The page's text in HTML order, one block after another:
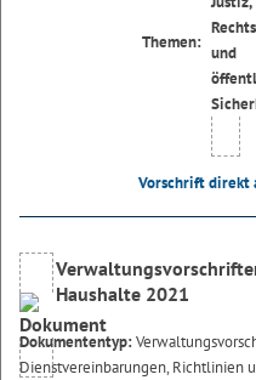
Themen:
Vorschrift direkt
Haushalte 2021
Dokumententyp:
Dienstvereinbarungen, Richtlinien